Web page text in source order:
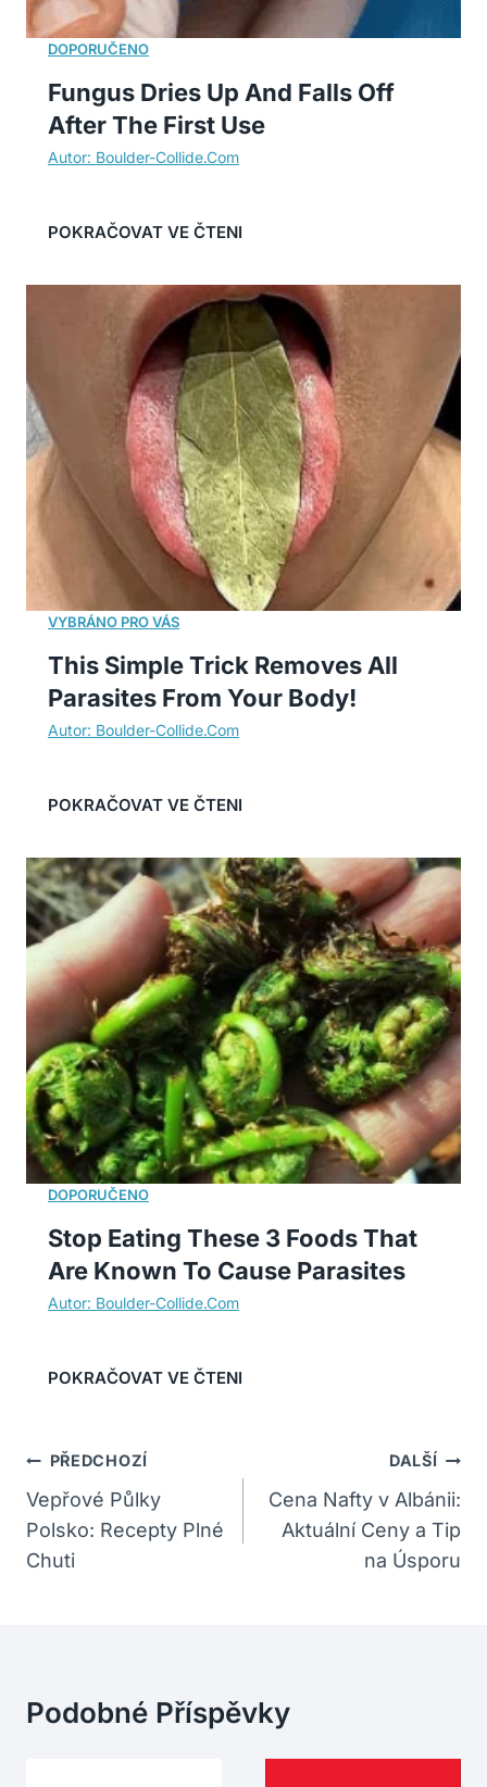
Fungus Dries Up And Falls Off
After The First Use
This Simple Trick Removes All
Parasites From Your Body!
Stop Eating These 3 Foods That
Are Known To Cause Parasites
Navigace
Pro
Příspěvek
PŘEDCHOZÍ
Vepřové Půlky
Polsko: Recepty Plné
Chuti
DALŠÍ
Cena Nafty v Albánii:
Aktuální Ceny a Tip
na Úsporu
Podobné Příspěvky